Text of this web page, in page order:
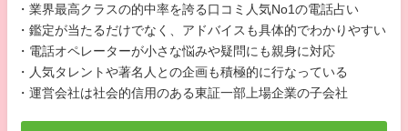
・業界最高クラスの的中率を誇る口コミ人気No1の電話占い
・鑑定が当たるだけでなく、アドバイスも具体的でわかりやすい
・電話オペレーターが小さな悩みや疑問にも親身に対応
・人気タレントや著名人との企画も積極的に行なっている
・運営会社は社会的信用のある東証一部上場企業の子会社